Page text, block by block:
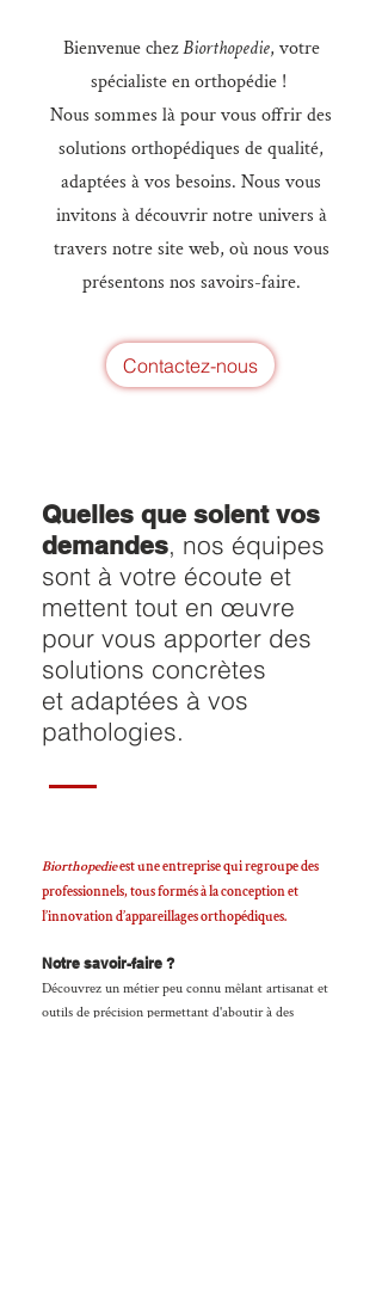
Bienvenue chezBiorthopedie, votre
spécialiste en orthopédie !
Nous sommes là pour vous offrir des
solutions orthopédiques de qualité,
adaptées à vos besoins. Nous vous
invitons à découvrir notre univers à
travers notre site web, où nous vous
présentons nos savoirs-faire.
Contactez-nous
Quelles que soient vos
demandes, nos équipes
sont à votre écoute et
mettent tout en œuvre
pour vous apporter des
solutions concrètes
et adaptées à vos
pathologies.
Biorthopedieest une entreprise qui regroupe des
professionnels, tous formés à la conception et
l’innovation d’appareillages orthopédiques.
Notre savoir-faire ?
Découvrez un métier peu connu mêlant artisanat et
outils de précision permettant d'aboutir à des